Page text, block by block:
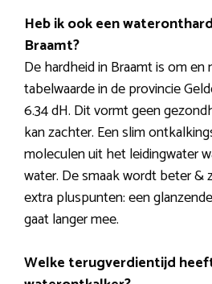
Heb ik ook een
Braamt?
De hardheid in Braamt is om en
tabelwaarde in de provincie
6.34 dH. Dit vormt geen
kan zachter. Een slim
moleculen uit het leidingwater
water. De smaak wordt beter &
extra pluspunten: een
gaat langer mee.
Welke terugverdientijd